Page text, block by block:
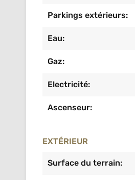
Parkings extérieurs:
Eau:
Gaz:
Electricité:
Ascenseur:
EXTÉRIEUR
Surface du terrain: